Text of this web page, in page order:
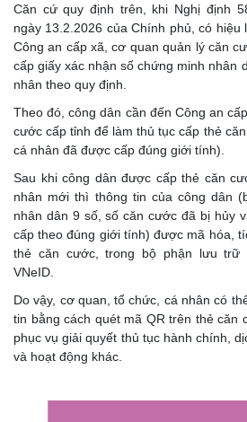
Căn cứ quy định trên, khi Nghị định
ngày 13.2.2026 của Chính phủ, có
Công an cấp xã, cơ quan quản lý căn
cấp giấy xác nhận số chứng minh nhân
nhân theo quy định.
Theo đó, công dân cần đến Công an
cước cấp tỉnh để làm thủ tục cấp thẻ
cá nhân đã được cấp đúng giới tính).
Sau khi công dân được cấp thẻ căn
nhân mới thì thông tin của công dân
nhân dân 9 số, số căn cước đã bị hủy
cấp theo đúng giới tính) được mã hóa,
thẻ căn cước, trong bộ phận lưu trữ
VNeID.
Do vậy, cơ quan, tổ chức, cá nhân có
tin bằng cách quét mã QR trên thẻ căn
phục vụ giải quyết thủ tục hành chính,
và hoạt động khác.